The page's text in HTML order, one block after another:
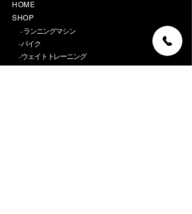
H O M E
S H O P
- ランニングマシン
-バイク
- ウェイトトレーニング